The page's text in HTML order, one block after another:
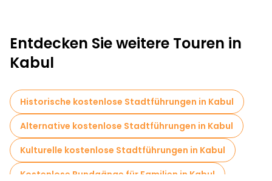
Entdecken Sie weitere Touren in
Kabul
Historische kostenlose Stadtführungen in Kabul
Alternative kostenlose Stadtführungen in Kabul
Kulturelle kostenlose Stadtführungen in Kabul
Kostenlose Rundgänge für Familien in Kabul